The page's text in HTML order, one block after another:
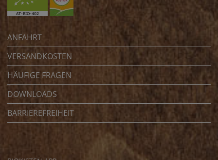
ANFAHRT
VERSANDKOSTEN
HÄUFIGE FRAGEN
DOWNLOADS
BARRIEREFREIHEIT